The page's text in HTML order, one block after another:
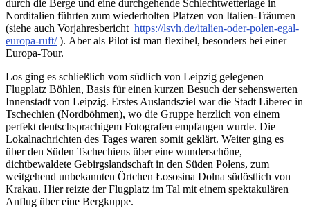
durch die Berge und eine durchgehende Schlechtwetterlage in
Norditalien führten zum wiederholten Platzen von Italien-Träumen
(siehe auch Vorjahresbericht https://lsvh.de/italien-oder-polen-egal-
europa-ruft/). Aber als Pilot ist man flexibel, besonders bei einer
Europa-Tour.
Los ging es schließlich vom südlich von Leipzig gelegenen
Flugplatz Böhlen, Basis für einen kurzen Besuch der sehenswerten
Innenstadt von Leipzig. Erstes Auslandsziel war die Stadt Liberec in
Tschechien (Nordböhmen), wo die Gruppe herzlich von einem
perfekt deutschsprachigem Fotografen empfangen wurde. Die
Lokalnachrichten des Tages waren somit geklärt. Weiter ging es
über den Süden Tschechiens über eine wunderschöne,
dichtbewaldete Gebirgslandschaft in den Süden Polens, zum
weitgehend unbekannten Örtchen Łososina Dolna südöstlich von
Krakau. Hier reizte der Flugplatz im Tal mit einem spektakulären
Anflug über eine Bergkuppe.